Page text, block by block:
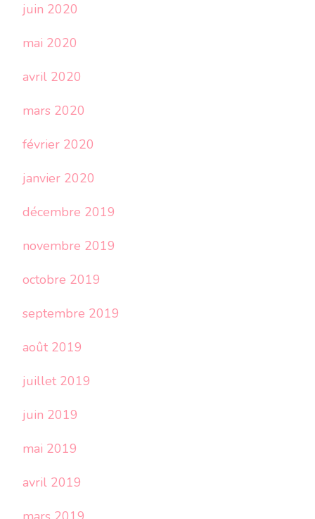
juin 2020
mai 2020
avril 2020
mars 2020
février 2020
janvier 2020
décembre 2019
novembre 2019
octobre 2019
septembre 2019
août 2019
juillet 2019
juin 2019
mai 2019
avril 2019